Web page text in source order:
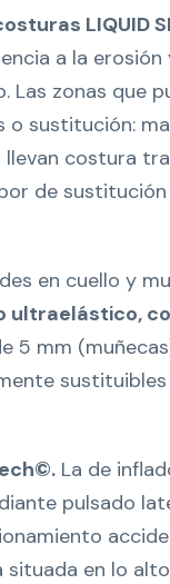
LIQUID
a la erosión
Las zonas que
o sustitución:
llevan costura
de sustitución
en cuello y
ultraelástico,
5 mm
La de
pulsado
situada en lo